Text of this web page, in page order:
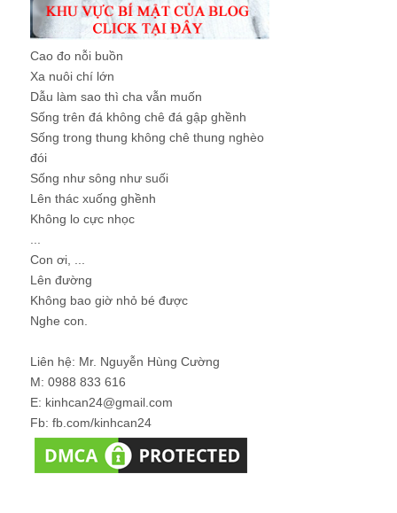
Cao đo nỗi buồn
Xa nuôi chí lớn
Dẫu làm sao thì cha vẫn muốn
Sống trên đá không chê đá gập ghềnh
Sống trong thung không chê thung nghèo
đói
Sống như sông như suối
Lên thác xuống ghềnh
Không lo cực nhọc
Con ơi, ...
Lên đường
Không bao giờ nhỏ bé được
Nghe con.
Liên hệ: Mr. Nguyễn Hùng Cường
M: 0988 833 616
E: kinhcan24@gmail.com
Fb: fb.com/kinhcan24